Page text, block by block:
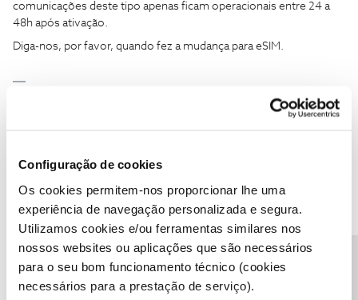
Configuração de cookies
Os cookies permitem-nos proporcionar lhe uma
experiência de navegação personalizada e segura.
Utilizamos cookies e/ou ferramentas similares nos
nossos websites ou aplicações que são necessários
para o seu bom funcionamento técnico (cookies
necessários para a prestação de serviço).
comunicações deste tipo apenas ficam operacionais entre 24 a
48h após ativação.
Diga-nos, por favor, quando fez a mudança para eSIM.
Ajude a comunidade a encontrar informação relevante. Marque
como "Melhor Resposta" e faça "Like" nos melhores comentários.
SOFIASOUSA Forum|Forum|6 months ago
Fiz a mudança em Novembro